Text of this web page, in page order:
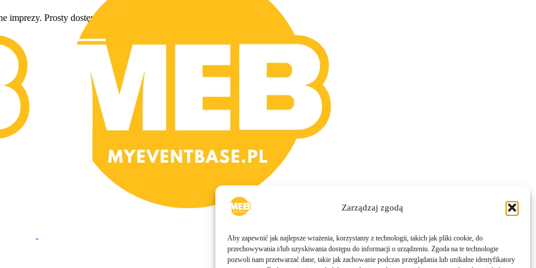
Zarządzaj zgodą
Aby zapewnić jak najlepsze wrażenia, korzystamy z technologii, takich jak pliki cookie, do
przechowywania i/lub uzyskiwania dostępu do informacji o urządzeniu. Zgoda na te technologie
pozwoli nam przetwarzać dane, takie jak zachowanie podczas przeglądania lub unikalne identyfikatory
Prosty dostęp, różnorodne oferty i oszczędność czasu!